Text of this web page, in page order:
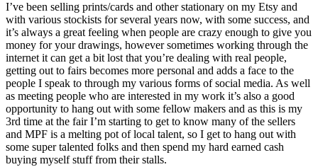
I’ve been selling prints/cards and other stationary on my Etsy and
with various stockists for several years now, with some success, and
it’s always a great feeling when people are crazy enough to give you
money for your drawings, however sometimes working through the
internet it can get a bit lost that you’re dealing with real people,
getting out to fairs becomes more personal and adds a face to the
people I speak to through my various forms of social media. As well
as meeting people who are interested in my work it’s also a good
opportunity to hang out with some fellow makers and as this is my
3rd time at the fair I’m starting to get to know many of the sellers
and MPF is a melting pot of local talent, so I get to hang out with
some super talented folks and then spend my hard earned cash
buying myself stuff from their stalls.